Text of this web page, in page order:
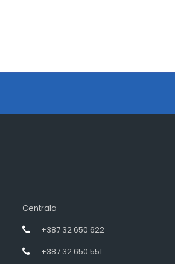
Centrala
+387 32 650 622
+387 32 650 551